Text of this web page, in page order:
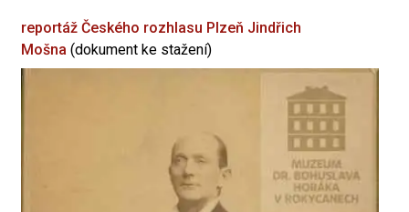
reportáž Českého rozhlasu Plzeň Jindřich
Mošna (dokument ke stažení)